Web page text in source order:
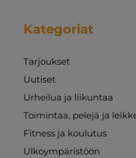
Kategoriat
Tarjoukset
Uutiset
Urheilua ja liikuntaa
Toimintaa, pelejä ja
Fitness ja koulutus
Ulkoympäristöön